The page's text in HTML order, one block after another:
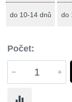
do 10-14 dnů do
Počet: